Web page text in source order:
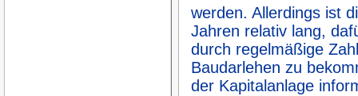
werden. Allerdings ist
Jahren relativ lang,
durch regelmäßige
Baudarlehen zu
der Kapitalanlage